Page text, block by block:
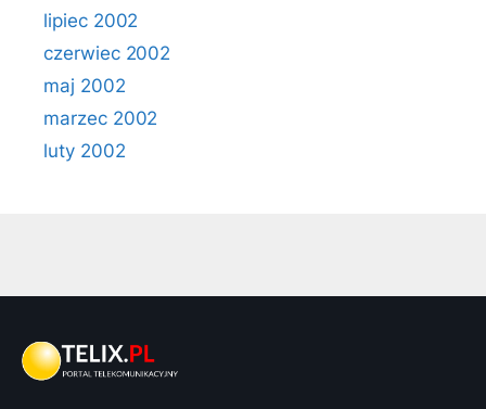
lipiec 2002
czerwiec 2002
maj 2002
marzec 2002
luty 2002